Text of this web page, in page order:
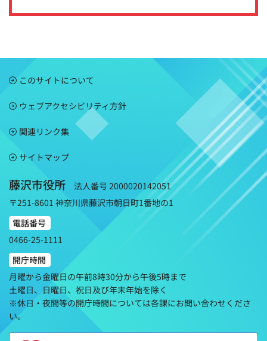
このサイトについて
ウェブアクセシビリティ方針
関連リンク集
サイトマップ
藤沢市役所
法人番号 2000020142051
〒251-8601 神奈川県藤沢市朝日町1番地の1
電話番号
0466-25-1111
開庁時間
月曜から金曜日の午前8時30分から午後5時まで
土曜日、日曜日、祝日及び年末年始を除く
※休日・夜間等の開庁時間については各課にお問い合わせくださ
い。